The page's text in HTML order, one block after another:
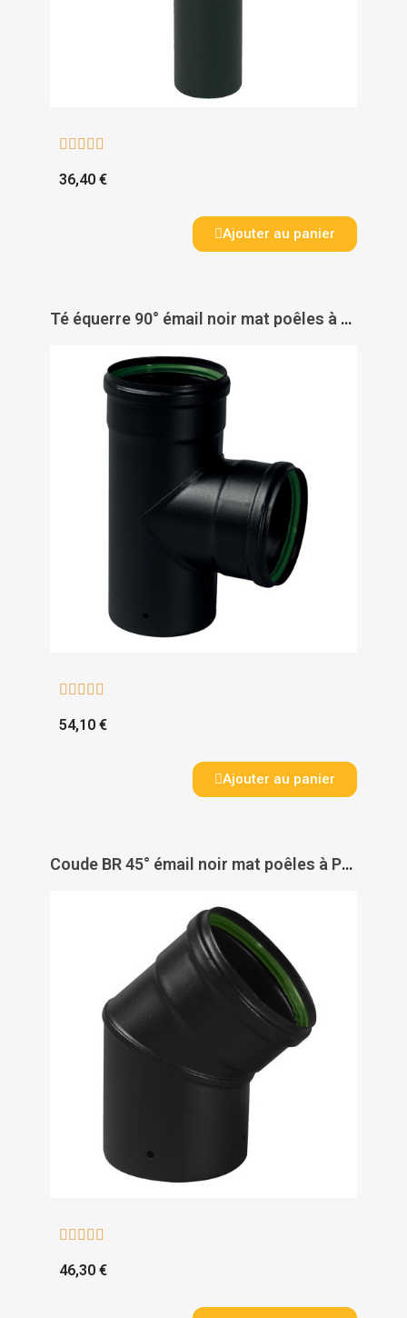
    
36,40 €
Ajouter au panier
Té équerre 90° émail noir mat poêles à Pellets + 2 joints viton - TEN
    
54,10 €
Ajouter au panier
Coude BR 45° émail noir mat poêles à Pellets + joint viton - TEN
    
46,30 €